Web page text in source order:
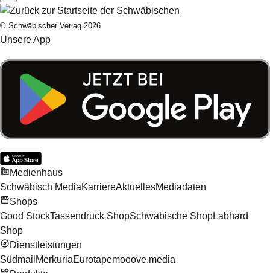
© Schwäbischer Verlag 2026
Unsere App
Medienhaus
Schwäbisch MediaKarriereAktuellesMediadaten
Shops
Good StockTassendruck ShopSchwäbische ShopLabhard
Shop
Dienstleistungen
Südmail MerkuriaEurotapemooove.media